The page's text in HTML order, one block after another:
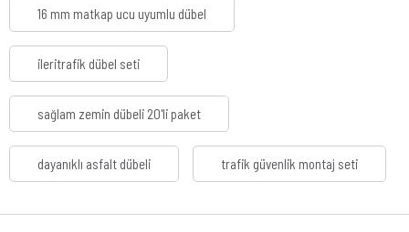
16 mm matkap ucu uyumlu dübel
ileritrafik dübel seti
sağlam zemin dübeli 20'li paket
dayanıklı asfalt dübeli trafik güvenlik montaj seti